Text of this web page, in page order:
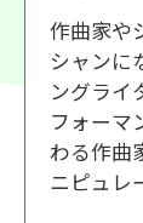
作曲家や
シャンに
ングライ
フォーマ
わる作曲
ニピュレ